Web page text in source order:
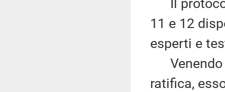
Il
11 e 12
esperti e
Venendo
ratifica,